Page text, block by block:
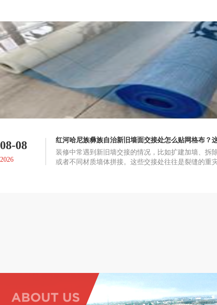
08-08
2026
红河哈尼族彝族自治新旧墙面交接处怎么贴网格布？
装修中常遇到新旧墙交接的情况，比如扩建加墙、拆
或者不同材质墙体拼接。这些交接处往往是裂缝的重